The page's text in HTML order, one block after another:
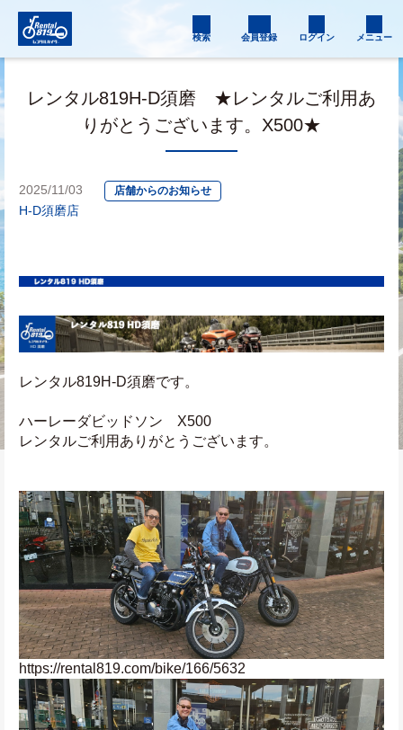
検索 会員登録 ログイン メニュー
レンタル819H-D須磨 ★レンタルご利用あ
りがとうございます。X500★
2025/11/03 店舗からのお知らせ
H-D須磨店
レンタル819H-D須磨です。
ハーレーダビッドソン　X500
レンタルご利用ありがとうございます。
https://rental819.com/bike/166/5632